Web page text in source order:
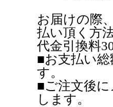
お届けの際
払い頂く方
代金引換料
■お支払い
す。
■ご注文後
します。